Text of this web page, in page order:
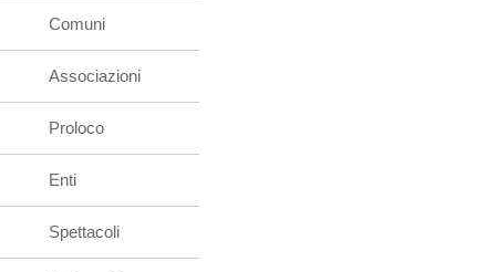
Comuni
Associazioni
Proloco
Enti
Spettacoli